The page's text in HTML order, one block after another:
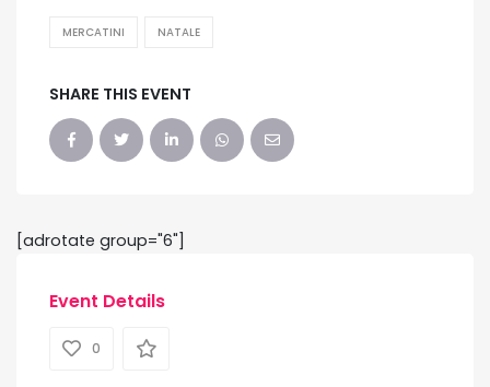
MERCATINI NATALE
SHARE THIS EVENT
[adrotate group="6"]
Event Details
0